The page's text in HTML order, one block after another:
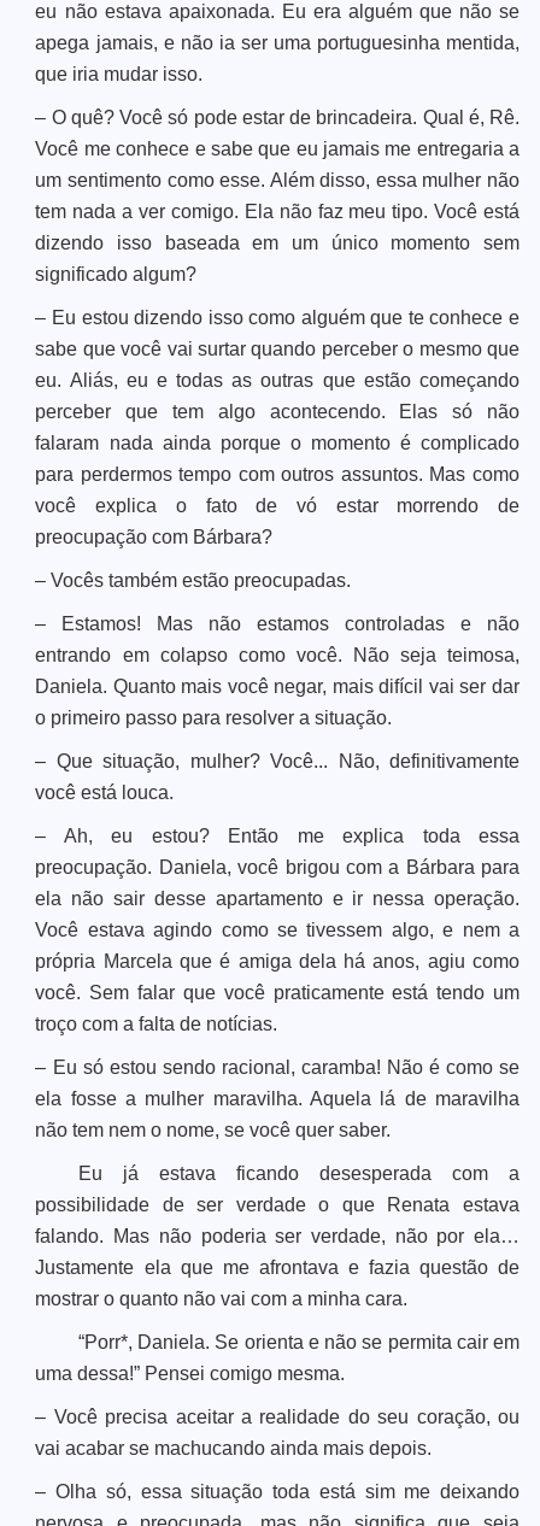
eu não estava apaixonada. Eu era alguém que não se
apega jamais, e não ia ser uma portuguesinha mentida,
que iria mudar isso.
– O quê? Você só pode estar de brincadeira. Qual é, Rê.
Você me conhece e sabe que eu jamais me entregaria a
um sentimento como esse. Além disso, essa mulher não
tem nada a ver comigo. Ela não faz meu tipo. Você está
dizendo isso baseada em um único momento sem
significado algum?
– Eu estou dizendo isso como alguém que te conhece e
sabe que você vai surtar quando perceber o mesmo que
eu. Aliás, eu e todas as outras que estão começando
perceber que tem algo acontecendo. Elas só não
falaram nada ainda porque o momento é complicado
para perdermos tempo com outros assuntos. Mas como
você explica o fato de vó estar morrendo de
preocupação com Bárbara?
– Vocês também estão preocupadas.
– Estamos! Mas não estamos controladas e não
entrando em colapso como você. Não seja teimosa,
Daniela. Quanto mais você negar, mais difícil vai ser dar
o primeiro passo para resolver a situação.
– Que situação, mulher? Você... Não, definitivamente
você está louca.
– Ah, eu estou? Então me explica toda essa
preocupação. Daniela, você brigou com a Bárbara para
ela não sair desse apartamento e ir nessa operação.
Você estava agindo como se tivessem algo, e nem a
própria Marcela que é amiga dela há anos, agiu como
você. Sem falar que você praticamente está tendo um
troço com a falta de notícias.
– Eu só estou sendo racional, caramba! Não é como se
ela fosse a mulher maravilha. Aquela lá de maravilha
não tem nem o nome, se você quer saber.
Eu já estava ficando desesperada com a
possibilidade de ser verdade o que Renata estava
falando. Mas não poderia ser verdade, não por ela…
Justamente ela que me afrontava e fazia questão de
mostrar o quanto não vai com a minha cara.
“Porr*, Daniela. Se orienta e não se permita cair em
uma dessa!” Pensei comigo mesma.
– Você precisa aceitar a realidade do seu coração, ou
vai acabar se machucando ainda mais depois.
– Olha só, essa situação toda está sim me deixando